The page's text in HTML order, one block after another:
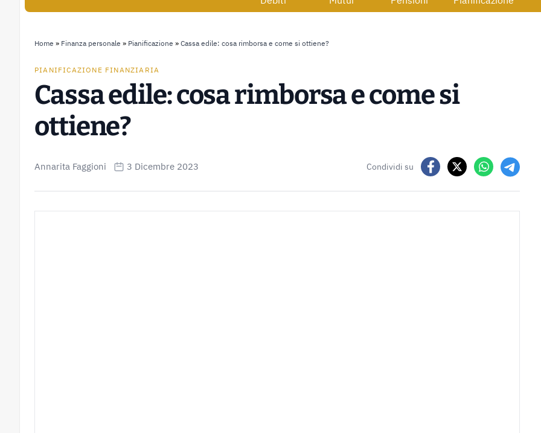
Home » Finanza personale » Pianificazione » Cassa edile: cosa rimborsa e come si ottiene?
PIANIFICAZIONE FINANZIARIA
Cassa edile: cosa rimborsa e come si
ottiene?
Annarita Faggioni 3 Dicembre 2023 Condividi su